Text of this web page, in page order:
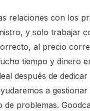
relaciones con los
y solo trabajar
al precio
tiempo y dinero
después de
a
de problemas.